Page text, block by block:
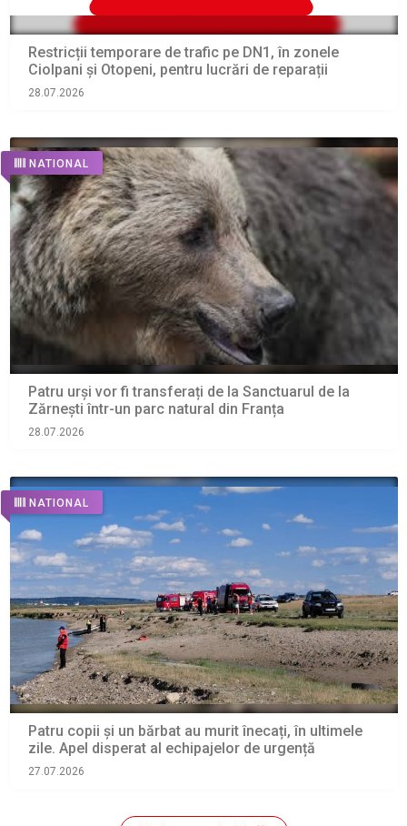
Restricții temporare de trafic pe DN1, în zonele
Ciolpani și Otopeni, pentru lucrări de reparații
28.07.2026
NATIONAL
Patru urși vor fi transferați de la Sanctuarul de la
Zărnești într-un parc natural din Franța
28.07.2026
NATIONAL
Patru copii și un bărbat au murit înecați, în ultimele
zile. Apel disperat al echipajelor de urgență
27.07.2026